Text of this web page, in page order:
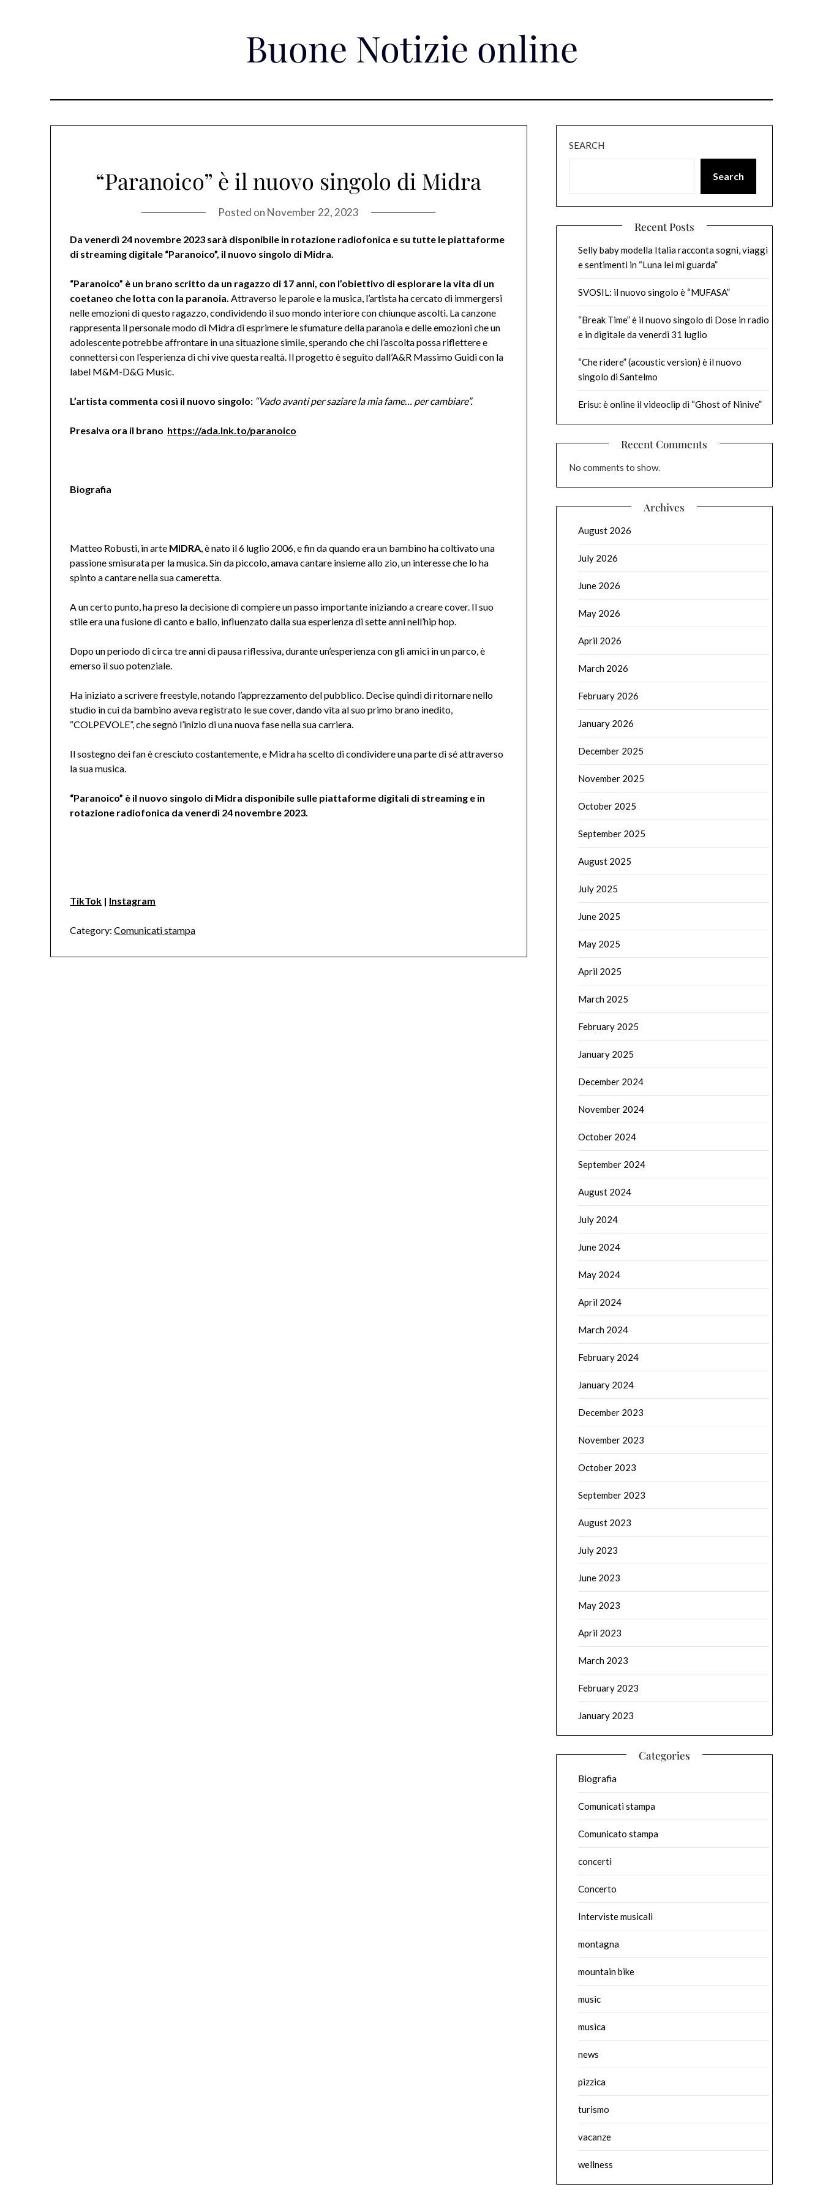
Buone Notizie online
“Paranoico” è il nuovo singolo di Midra
Posted on November 22, 2023
Da venerdì 24 novembre 2023 sarà disponibile in rotazione radiofonica e su tutte le piattaforme
di streaming digitale “Paranoico”, il nuovo singolo di Midra.
“Paranoico” è un brano scritto da un ragazzo di 17 anni, con l’obiettivo di esplorare la vita di un
coetaneo che lotta con la paranoia. Attraverso le parole e la musica, l’artista ha cercato di immergersi
nelle emozioni di questo ragazzo, condividendo il suo mondo interiore con chiunque ascolti. La canzone
rappresenta il personale modo di Midra di esprimere le sfumature della paranoia e delle emozioni che un
adolescente potrebbe affrontare in una situazione simile, sperando che chi l’ascolta possa riflettere e
connettersi con l’esperienza di chi vive questa realtà. Il progetto è seguito dall’A&R Massimo Guidi con la
label M&M-D&G Music.
L’artista commenta così il nuovo singolo: “Vado avanti per saziare la mia fame… per cambiare”.
Presalva ora il brano https://ada.lnk.to/paranoico
Biografia
Matteo Robusti, in arte MIDRA, è nato il 6 luglio 2006, e fin da quando era un bambino ha coltivato una
passione smisurata per la musica. Sin da piccolo, amava cantare insieme allo zio, un interesse che lo ha
spinto a cantare nella sua cameretta.
A un certo punto, ha preso la decisione di compiere un passo importante iniziando a creare cover. Il suo
stile era una fusione di canto e ballo, influenzato dalla sua esperienza di sette anni nell’hip hop.
Dopo un periodo di circa tre anni di pausa riflessiva, durante un’esperienza con gli amici in un parco, è
emerso il suo potenziale.
Ha iniziato a scrivere freestyle, notando l’apprezzamento del pubblico. Decise quindi di ritornare nello
studio in cui da bambino aveva registrato le sue cover, dando vita al suo primo brano inedito,
“COLPEVOLE”, che segnò l’inizio di una nuova fase nella sua carriera.
Il sostegno dei fan è cresciuto costantemente, e Midra ha scelto di condividere una parte di sé attraverso
la sua musica.
“Paranoico” è il nuovo singolo di Midra disponibile sulle piattaforme digitali di streaming e in
rotazione radiofonica da venerdì 24 novembre 2023.
TikTok | Instagram
Category: Comunicati stampa
SEARCH
Search
Recent Posts
Selly baby modella Italia racconta sogni, viaggi
e sentimenti in “Luna lei mi guarda”
SVOSIL: il nuovo singolo è “MUFASA”
“Break Time” è il nuovo singolo di Dose in radio
e in digitale da venerdì 31 luglio
“Che ridere” (acoustic version) è il nuovo
singolo di Santelmo
Erisu: è online il videoclip di “Ghost of Ninive”
Recent Comments
No comments to show.
Archives
August 2026
July 2026
June 2026
May 2026
April 2026
March 2026
February 2026
January 2026
December 2025
November 2025
October 2025
September 2025
August 2025
July 2025
June 2025
May 2025
April 2025
March 2025
February 2025
January 2025
December 2024
November 2024
October 2024
September 2024
August 2024
July 2024
June 2024
May 2024
April 2024
March 2024
February 2024
January 2024
December 2023
November 2023
October 2023
September 2023
August 2023
July 2023
June 2023
May 2023
April 2023
March 2023
February 2023
January 2023
Categories
Biografia
Comunicati stampa
Comunicato stampa
concerti
Concerto
Interviste musicali
montagna
mountain bike
music
musica
news
pizzica
turismo
vacanze
wellness